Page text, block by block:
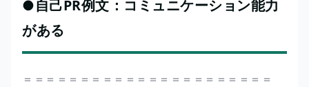
●自己PR例文：コミュニケーション能力
がある
＝＝＝＝＝＝＝＝＝＝＝＝＝＝＝＝＝＝＝＝＝＝